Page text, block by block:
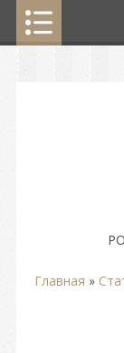
Главная »